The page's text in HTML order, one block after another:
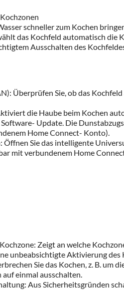
schneller zum Kochen
das Kochfeld automatisch die
Ausschalten des
Überprüfen Sie, ob das
die Haube beim Kochen
Update. Die
Home Connect- Konto).
Sie das intelligente
mit verbundenem Home
Zeigt an welche
unbeabsichtigte Aktivierung des
Sie das Kochen, z. B. um
einmal ausschalten.
Aus Sicherheitsgründen